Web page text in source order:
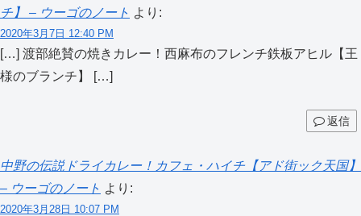
チ】 – ウーゴのノート より:
2020年3月7日 12:40 PM
[…] 渡部絶賛の焼きカレー！西麻布のフレンチ鉄板アヒル【王
様のブランチ】 […]
返信
中野の伝説ドライカレー！カフェ・ハイチ【アド街ック天国】
– ウーゴのノート より:
2020年3月28日 10:07 PM